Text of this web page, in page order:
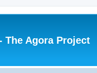
The Agora Project